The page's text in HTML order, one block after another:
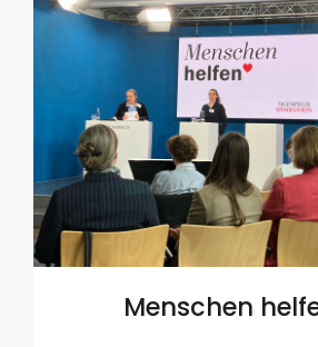
Menschen